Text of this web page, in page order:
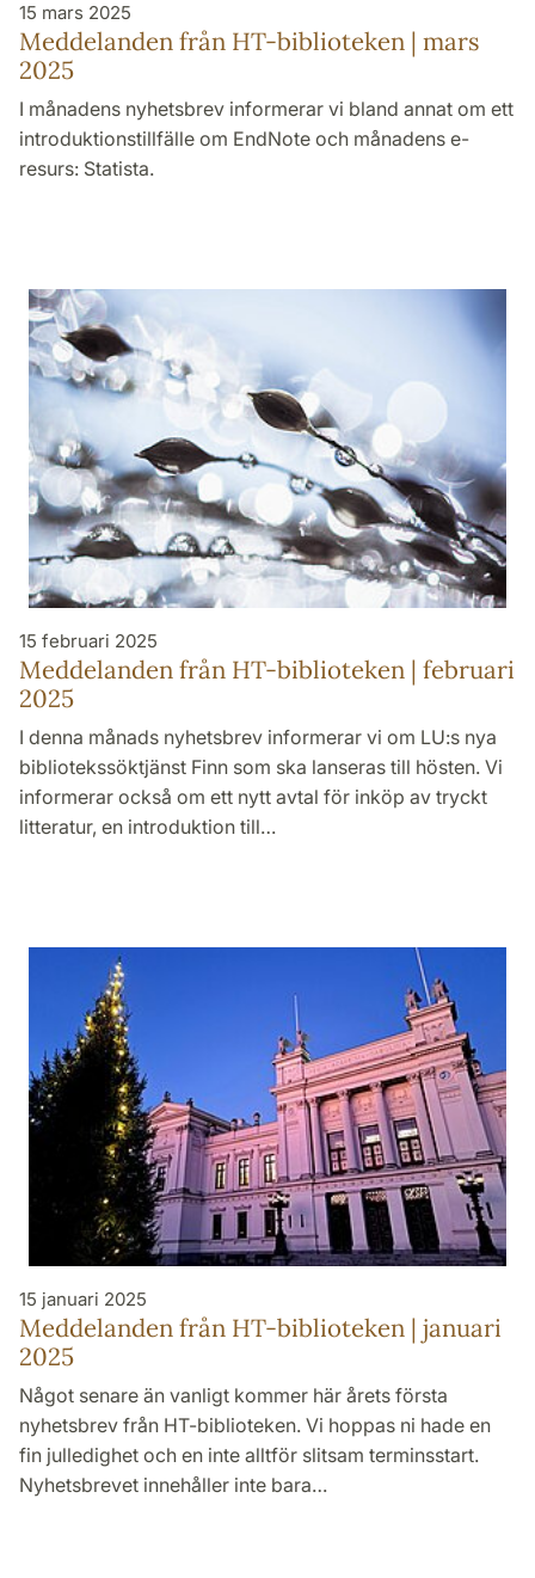
15 mars 2025
Meddelanden från HT-biblioteken | mars
2025
I månadens nyhetsbrev informerar vi bland annat om ett
introduktionstillfälle om EndNote och månadens e-
resurs: Statista.
15 februari 2025
Meddelanden från HT-biblioteken | februari
2025
I denna månads nyhetsbrev informerar vi om LU:s nya
bibliotekssöktjänst Finn som ska lanseras till hösten. Vi
informerar också om ett nytt avtal för inköp av tryckt
litteratur, en introduktion till…
15 januari 2025
Meddelanden från HT-biblioteken | januari
2025
Något senare än vanligt kommer här årets första
nyhetsbrev från HT-biblioteken. Vi hoppas ni hade en
fin julledighet och en inte alltför slitsam terminsstart.
Nyhetsbrevet innehåller inte bara…